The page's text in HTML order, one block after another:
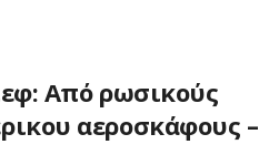
Από ρωσικούς
αεροσκάφους –